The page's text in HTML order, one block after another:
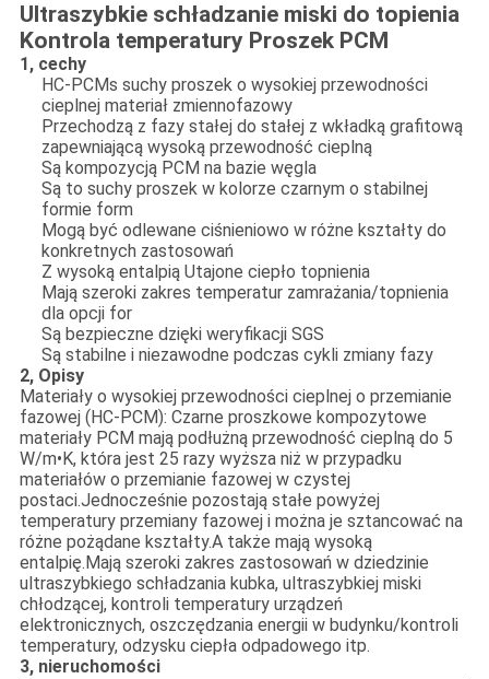
Ultraszybkie schładzanie miski do topienia
Kontrola temperatury Proszek PCM
1, cechy
HC-PCMs suchy proszek o wysokiej przewodności
cieplnej materiał zmiennofazowy
Przechodzą z fazy stałej do stałej z wkładką grafitową
zapewniającą wysoką przewodność cieplną
Są kompozycją PCM na bazie węgla
Są to suchy proszek w kolorze czarnym o stabilnej
formie form
Mogą być odlewane ciśnieniowo w różne kształty do
konkretnych zastosowań
Z wysoką entalpią Utajone ciepło topnienia
Mają szeroki zakres temperatur zamrażania/topnienia
dla opcji for
Są bezpieczne dzięki weryfikacji SGS
Są stabilne i niezawodne podczas cykli zmiany fazy
2, Opisy
Materiały o wysokiej przewodności cieplnej o przemianie
fazowej (HC-PCM): Czarne proszkowe kompozytowe
materiały PCM mają podłużną przewodność cieplną do 5
W/m•K, która jest 25 razy wyższa niż w przypadku
materiałów o przemianie fazowej w czystej
postaci.Jednocześnie pozostają stałe powyżej
temperatury przemiany fazowej i można je sztancować na
różne pożądane kształty.A także mają wysoką
entalpię.Mają szeroki zakres zastosowań w dziedzinie
ultraszybkiego schładzania kubka, ultraszybkiej miski
chłodzącej, kontroli temperatury urządzeń
elektronicznych, oszczędzania energii w budynku/kontroli
temperatury, odzysku ciepła odpadowego itp.
3, nieruchomości